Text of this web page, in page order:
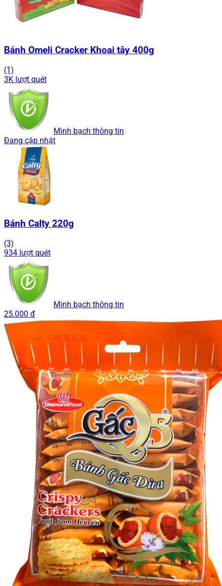
Bánh Omeli Cracker Khoai tây 400g
(1)
3K lượt quét
Minh bạch thông tin
Đang cập nhật
Bánh Calty 220g
(3)
934 lượt quét
Minh bạch thông tin
25.000 đ